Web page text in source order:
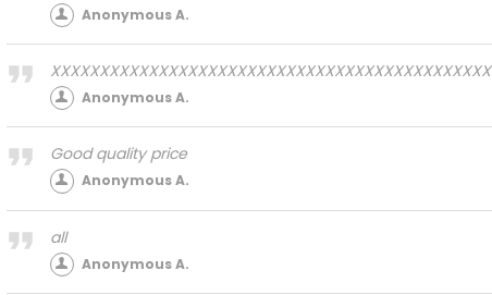
Anonymous A.
Anonymous A.
Good quality price
Anonymous A.
all
Anonymous A.